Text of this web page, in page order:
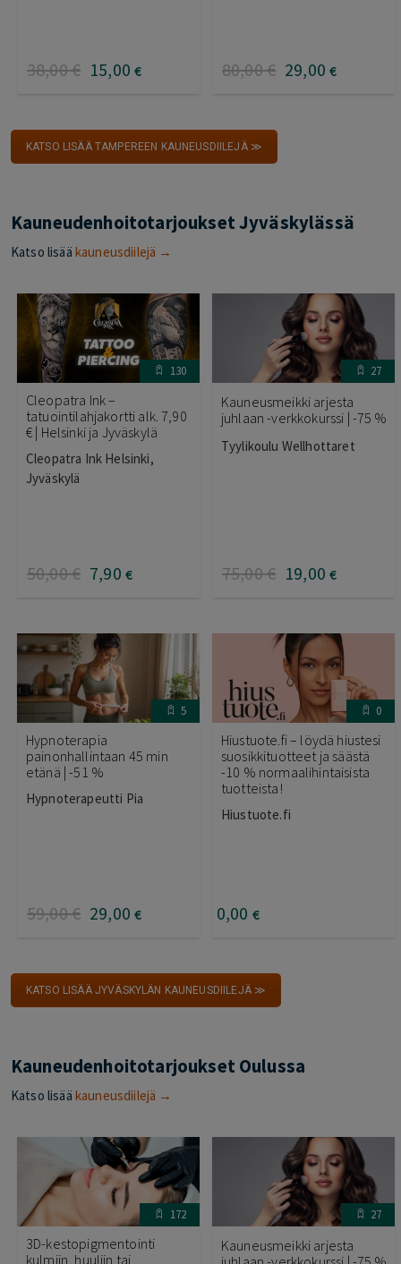
38,00€ 15,00 € 80,00€ 29,00 €
KATSO LISÄÄ TAMPEREEN KAUNEUSDIILEJÄ ≫
Kauneudenhoitotarjoukset Jyväskylässä
Katso lisää kauneusdiilejä →
130
Cleopatra Ink –
tatuointilahjakortti alk. 7,90
€ | Helsinki ja Jyväskylä
Cleopatra Ink Helsinki,
Jyväskylä
50,00€ 7,90 €
27
Kauneusmeikki arjesta
juhlaan -verkkokurssi | -75 %
Tyylikoulu Wellhottaret
75,00€ 19,00 €
5
Hypnoterapia
painonhallintaan 45 min
etänä | -51 %
Hypnoterapeutti Pia
59,00€ 29,00 €
0
Hiustuote.fi – löydä hiustesi
suosikkituotteet ja säästä
-10 % normaalihintaisista
tuotteista!
Hiustuote.fi
0,00 €
KATSO LISÄÄ JYVÄSKYLÄN KAUNEUSDIILEJÄ ≫
Kauneudenhoitotarjoukset Oulussa
Katso lisää kauneusdiilejä →
172
3D-kestopigmentointi
kulmiin, huuliin tai
27
Kauneusmeikki arjesta